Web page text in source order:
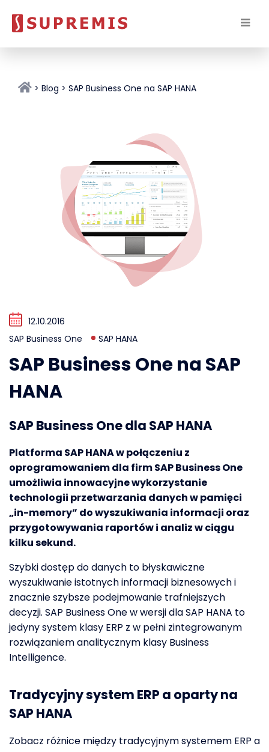
Blog SAP Business One na SAP HANA
12.10.2016
SAP Business One
SAP HANA
SAP Business One na SAP
HANA
SAP Business One dla SAP HANA
Platforma SAP HANA w połączeniu z
oprogramowaniem dla firm SAP Business One
umożliwia innowacyjne wykorzystanie
technologii przetwarzania danych w pamięci
„in-memory” do wyszukiwania informacji oraz
przygotowywania raportów i analiz w ciągu
kilku sekund.
Szybki dostęp do danych to błyskawiczne
wyszukiwanie istotnych informacji biznesowych i
znacznie szybsze podejmowanie trafniejszych
decyzji. SAP Business One w wersji dla SAP HANA to
jedyny system klasy ERP z w pełni zintegrowanym
rozwiązaniem analitycznym klasy Business
Intelligence.
Tradycyjny system ERP a oparty na
SAP HANA
Zobacz różnice między tradycyjnym systemem ERP a